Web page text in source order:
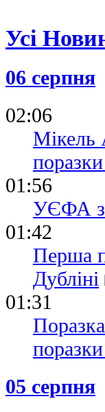
Усі
06 серпня
02:06
Мікель
поразки
01:56
УЄФА
01:42
Перша
Дубліні
01:31
05 серпня